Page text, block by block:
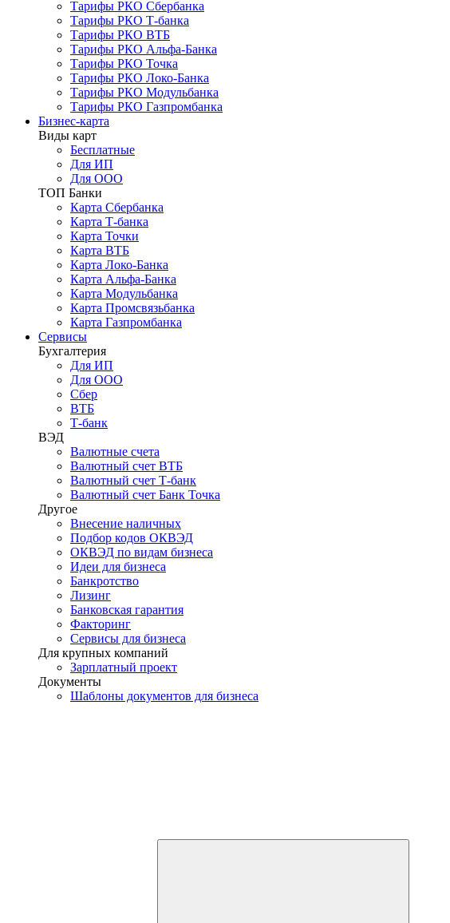
Тарифы РКО Сбербанка
Тарифы РКО Т-банка
Тарифы РКО ВТБ
Тарифы РКО Альфа-Банка
Тарифы РКО Точка
Тарифы РКО Локо-Банка
Тарифы РКО Модульбанка
Тарифы РКО Газпромбанка
Бизнес-карта
Виды карт
Бесплатные
Для ИП
Для ООО
ТОП Банки
Карта Сбербанка
Карта Т-банка
Карта Точки
Карта ВТБ
Карта Локо-Банка
Карта Альфа-Банка
Карта Модульбанка
Карта Промсвязьбанка
Карта Газпромбанка
Сервисы
Бухгалтерия
Для ИП
Для ООО
Сбер
ВТБ
Т-банк
ВЭД
Валютные счета
Валютный счет ВТБ
Валютный счет Т-банк
Валютный счет Банк Точка
Другое
Внесение наличных
Подбор кодов ОКВЭД
ОКВЭД по видам бизнеса
Идеи для бизнеса
Банкротство
Лизинг
Банковская гарантия
Факторинг
Сервисы для бизнеса
Для крупных компаний
Зарплатный проект
Документы
Шаблоны документов для бизнеса